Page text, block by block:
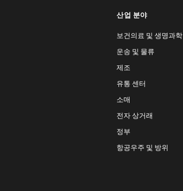
산업 분야
보건의료 및 생명과학
운송 및 물류
제조
유통 센터
소매
전자 상거래
정부
항공우주 및 방위